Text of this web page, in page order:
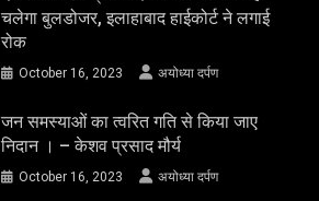
जन समस्याओं का त्वरित गति से किया जाए
निदान । – केशव प्रसाद मौर्य
October 16, 2023 अयोध्या दर्पण
देवरिया कांड में पूर्व मुख्यमंत्री अखिलेश यादव ने
दोनों परिवारों के मृतक जनों को दी श्रद्धांजलि